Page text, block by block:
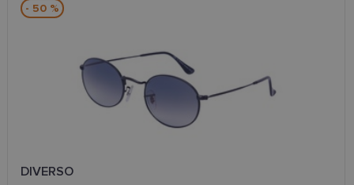
- 50 %
DIVERSO